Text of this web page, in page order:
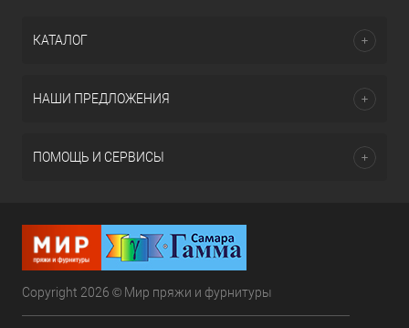
КАТАЛОГ
НАШИ ПРЕДЛОЖЕНИЯ
ПОМОЩЬ И СЕРВИСЫ
Copyright 2026 © Мир пряжи и фурнитуры